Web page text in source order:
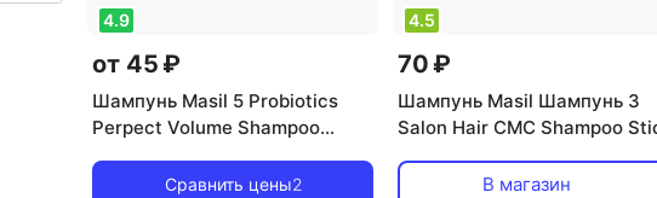
4.9
от 45 ₽
Шампунь Masil 5 Probiotics
Perpect Volume Shampoo
пробиотиками, 8мл
Сравнить цены2
4.5
70 ₽
Шампунь Masil Шампунь 3
Salon Hair CMC Shampoo
В магазин